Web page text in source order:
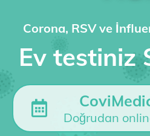
Corona, RSV ve
Ev testiniz
Doğrudan